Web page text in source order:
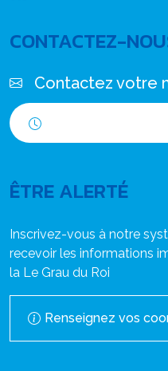
CONTACTEZ-
Contactez votre
ÊTRE ALERTÉ
Inscrivez-vous à notre
recevoir les informations
la Le Grau du Roi
Renseignez vos